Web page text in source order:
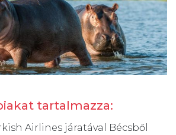
tartalmazza:
Airlines járatával Bécsből